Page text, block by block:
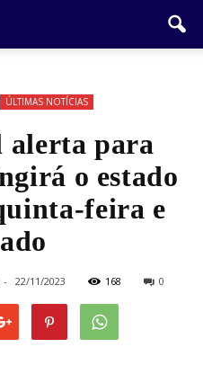
ÚLTIMAS NOTÍCIAS
alerta para
o estado
feira e
- 22/11/2023 168 0